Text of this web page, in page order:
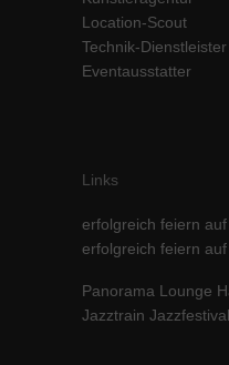
Location-Scout
Technik-Dienstleister
Eventausstatter
Links
erfolgreich feiern auf
erfolgreich feiern
Panorama Lounge
Jazztrain Jazzfestival
Inhalte von Videoplattformen
standardmäßig blockiert. Wenn
werden, bedarf der Zugriff auf